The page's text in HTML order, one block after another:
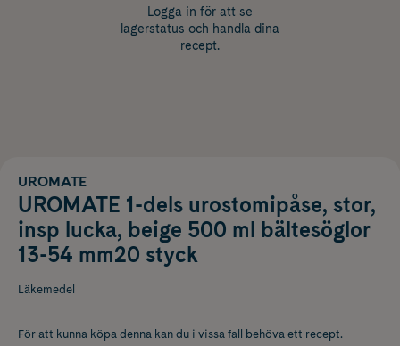
Logga in för att se
lagerstatus och handla dina
recept.
UROMATE
UROMATE 1-dels urostomipåse, stor,
insp lucka, beige 500 ml bältesöglor
13-54 mm20 styck
Läkemedel
För att kunna köpa denna kan du i vissa fall behöva ett recept.